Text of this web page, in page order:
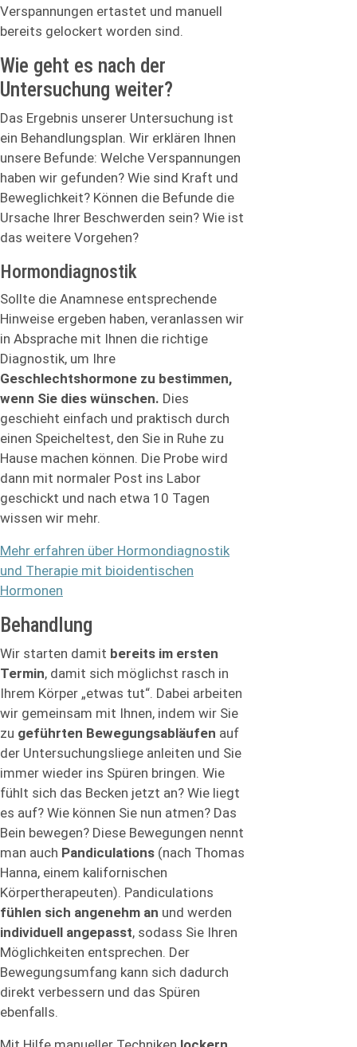
Verspannungen ertastet und manuell
bereits gelockert worden sind.
Wie geht es nach der
Untersuchung weiter?
Das Ergebnis unserer Untersuchung ist
ein Behandlungsplan. Wir erklären Ihnen
unsere Befunde: Welche Verspannungen
haben wir gefunden? Wie sind Kraft und
Beweglichkeit? Können die Befunde die
Ursache Ihrer Beschwerden sein? Wie ist
das weitere Vorgehen?
Hormondiagnostik
Sollte die Anamnese entsprechende
Hinweise ergeben haben, veranlassen wir
in Absprache mit Ihnen die richtige
Diagnostik, um Ihre
Geschlechtshormone zu bestimmen,
wenn Sie dies wünschen. Dies
geschieht einfach und praktisch durch
einen Speicheltest, den Sie in Ruhe zu
Hause machen können. Die Probe wird
dann mit normaler Post ins Labor
geschickt und nach etwa 10 Tagen
wissen wir mehr.
Mehr erfahren über Hormondiagnostik
und Therapie mit bioidentischen
Hormonen
Behandlung
Wir starten damit bereits im ersten
Termin, damit sich möglichst rasch in
Ihrem Körper „etwas tut“. Dabei arbeiten
wir gemeinsam mit Ihnen, indem wir Sie
zu geführten Bewegungsabläufen auf
der Untersuchungsliege anleiten und Sie
immer wieder ins Spüren bringen. Wie
fühlt sich das Becken jetzt an? Wie liegt
es auf? Wie können Sie nun atmen? Das
Bein bewegen? Diese Bewegungen nennt
man auch Pandiculations (nach Thomas
Hanna, einem kalifornischen
Körpertherapeuten). Pandiculations
fühlen sich angenehm an und werden
individuell angepasst, sodass Sie Ihren
Möglichkeiten entsprechen. Der
Bewegungsumfang kann sich dadurch
direkt verbessern und das Spüren
ebenfalls.